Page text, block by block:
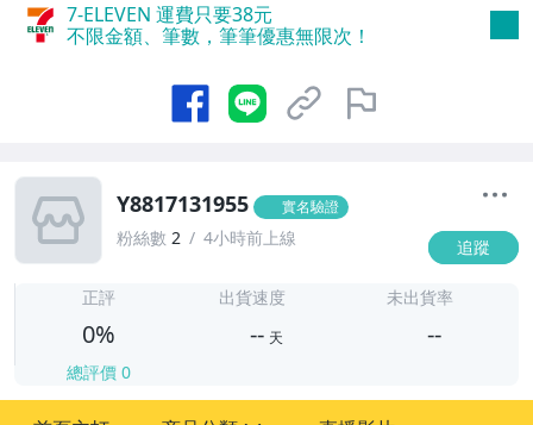
7-ELEVEN 運費只要38元
不限金額、筆數，筆筆優惠無限次！
Y8817131955 實名驗證
粉絲數 2 4小時前上線 追蹤
正評
0%
總評價 0
出貨速度
-- 天
未出貨率
--